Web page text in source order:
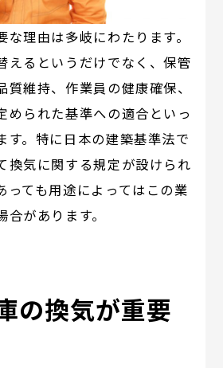
な理由は多岐にわたります。
えるというだけでなく、保管
質維持、作業員の健康確保、
められた基準への適合といっ
す。特に日本の建築基準法で
換気に関する規定が設けられ
っても用途によってはこの業
があります。
の換気が重要